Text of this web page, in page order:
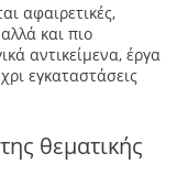
αφαιρετικές,
και πιο
αντικείμενα, έργα
εγκαταστάσεις
της θεματικής